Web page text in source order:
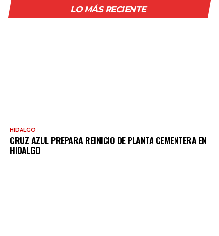
LO MÁS RECIENTE
HIDALGO
CRUZ AZUL PREPARA REINICIO DE PLANTA CEMENTERA EN
HIDALGO